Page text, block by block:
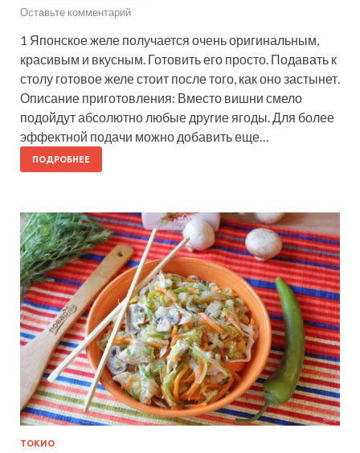
Оставьте комментарий
1 Японское желе получается очень оригинальным,
красивым и вкусным. Готовить его просто. Подавать к
столу готовое желе стоит после того, как оно застынет.
Описание приготовления: Вместо вишни смело
подойдут абсолютно любые другие ягоды. Для более
эффектной подачи можно добавить еще…
ПОДРОБНЕЕ
ТОКИО